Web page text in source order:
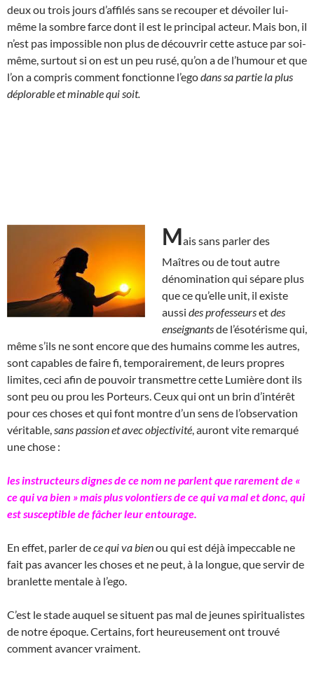
deux ou trois jours d’affilés sans se recouper et dévoiler lui-
même la sombre farce dont il est le principal acteur. Mais bon, il
n’est pas impossible non plus de découvrir cette astuce par soi-
même, surtout si on est un peu rusé, qu’on a de l’humour et que
l’on a compris comment fonctionne l’egodans sa partie la plus
déplorable et minable qui soit.
Mais sans parler des
Maîtres ou de tout autre
dénomination qui sépare plus
que ce qu’elle unit, il existe
aussi des professeursetdes
enseignantsde l’ésotérisme qui,
même s’ils ne sont encore que des humains comme les autres,
sont capables de faire fi, temporairement, de leurs propres
limites, ceci afin de pouvoir transmettre cette Lumière dont ils
sont peu ou prou les Porteurs. Ceux qui ont un brin d’intérêt
pour ces choses et qui font montre d’un sens de l’observation
véritable, sans passion et avec objectivité , auront vite remarqué
une chose :
les instructeurs dignes de ce nom ne parlent que rarement de «
ce qui va bien » mais plus volontiers de ce qui va mal et donc, qui
est susceptible de fâcher leur entourage.
En effet, parler dece qui va bienou qui est déjà impeccable ne
fait pas avancer les choses et ne peut, à la longue, que servir de
branlette mentale à l’ego.
C’est le stade auquel se situent pas mal de jeunes spiritualistes
de notre époque. Certains, fort heureusement ont trouvé
comment avancer vraiment.